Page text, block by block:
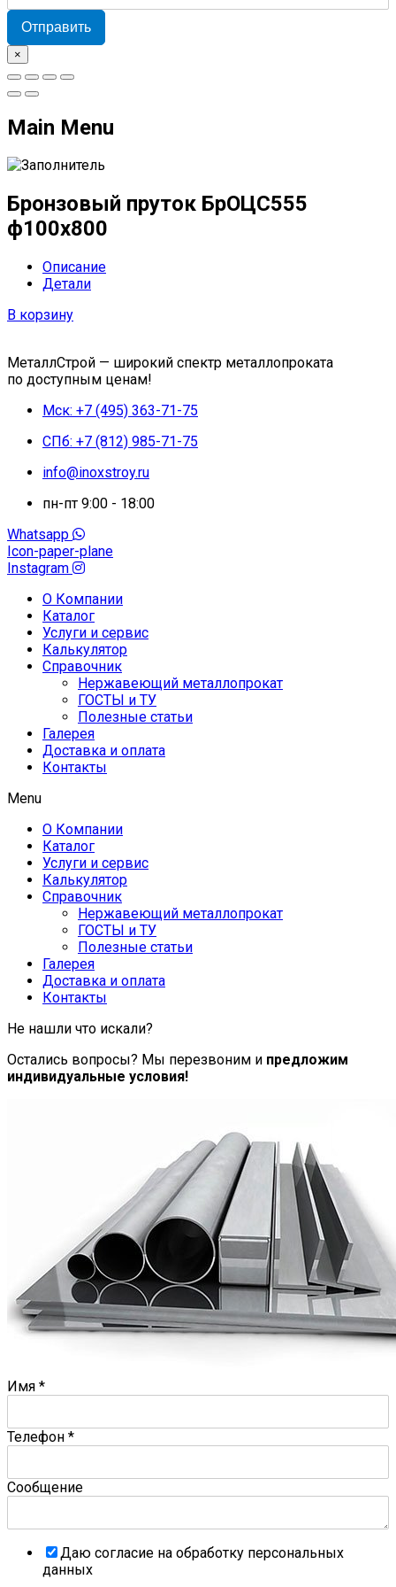
Отправить
×
Main Menu
Бронзовый пруток БрОЦС555
ф100х800
Описание
Детали
В корзину
МеталлСтрой — широкий спектр металлопроката
по доступным ценам!
Мск: +7 (495) 363-71-75
СПб: +7 (812) 985-71-75
info@inoxstroy.ru
пн-пт 9:00 - 18:00
Whatsapp
Icon-paper-plane
Instagram
О Компании
Каталог
Услуги и сервис
Калькулятор
Справочник
Нержавеющий металлопрокат
ГОСТЫ и ТУ
Полезные статьи
Галерея
Доставка и оплата
Контакты
Menu
О Компании
Каталог
Услуги и сервис
Калькулятор
Справочник
Нержавеющий металлопрокат
ГОСТЫ и ТУ
Полезные статьи
Галерея
Доставка и оплата
Контакты
Не нашли что искали?
Остались вопросы? Мы перезвоним и предложим
индивидуальные условия!
Имя *
Телефон *
Сообщение
Даю согласие на обработку персональных
данных